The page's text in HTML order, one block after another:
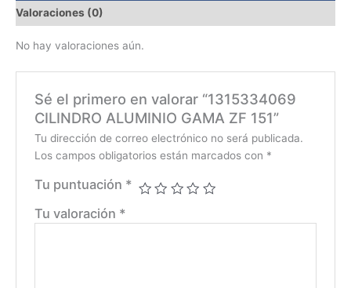
Valoraciones (0)
No hay valoraciones aún.
Sé el primero en valorar “1315334069
CILINDRO ALUMINIO GAMA ZF 151”
Tu dirección de correo electrónico no será publicada.
Los campos obligatorios están marcados con *
Tu puntuación *
Tu valoración *